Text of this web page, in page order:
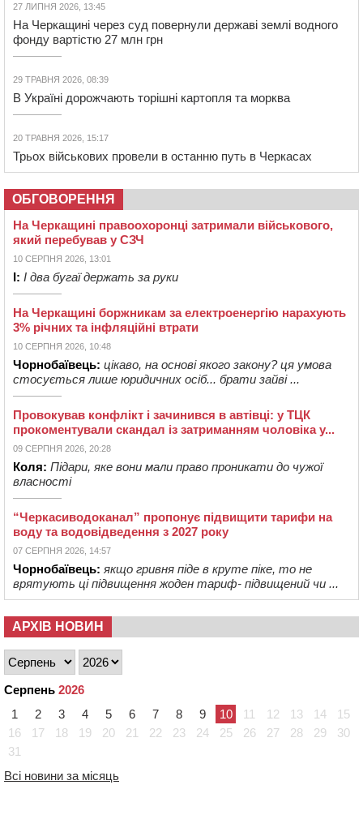
27 ЛИПНЯ 2026, 13:45
На Черкащині через суд повернули державі землі водного
фонду вартістю 27 млн грн
29 ТРАВНЯ 2026, 08:39
В Україні дорожчають торішні картопля та морква
20 ТРАВНЯ 2026, 15:17
Трьох військових провели в останню путь в Черкасах
ОБГОВОРЕННЯ
На Черкащині правоохоронці затримали військового,
який перебував у СЗЧ
10 СЕРПНЯ 2026, 13:01
І: І два бугаї держать за руки
На Черкащині боржникам за електроенергію нарахують
3% річних та інфляційні втрати
10 СЕРПНЯ 2026, 10:48
Чорнобаївець: цікаво, на основі якого закону? ця умова
стосується лише юридичних осіб... брати зайві ...
Провокував конфлікт і зачинився в автівці: у ТЦК
прокоментували скандал із затриманням чоловіка у...
09 СЕРПНЯ 2026, 20:28
Коля: Підари, яке вони мали право проникати до чужої
власності
“Черкасиводоканал” пропонує підвищити тарифи на
воду та водовідведення з 2027 року
07 СЕРПНЯ 2026, 14:57
Чорнобаївець: якщо гривня піде в круте піке, то не
врятують ці підвищення жоден тариф- підвищений чи ...
АРХІВ НОВИН
Серпень 2026
1
2 3 4 5 6 7 8 9 10 11 12 13 14
15
16
17 18 19 20 21 22 23 24 25 26 27 28 29
30
31
Всі новини за місяць